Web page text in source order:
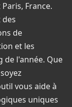
France.
de
et les
de l'année. Que
vous aide à
uniques